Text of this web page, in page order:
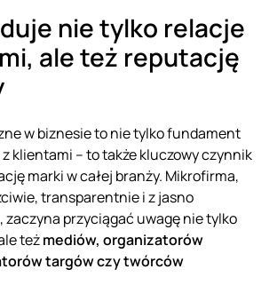
nie tylko relacje
ale też reputację
w biznesie to nie tylko fundament
klientami – to także kluczowy czynnik
marki w całej branży. Mikrofirma,
transparentnie i z jasno
zaczyna przyciągać uwagę nie tylko
teżmediów, organizatorów
targów czy twórców